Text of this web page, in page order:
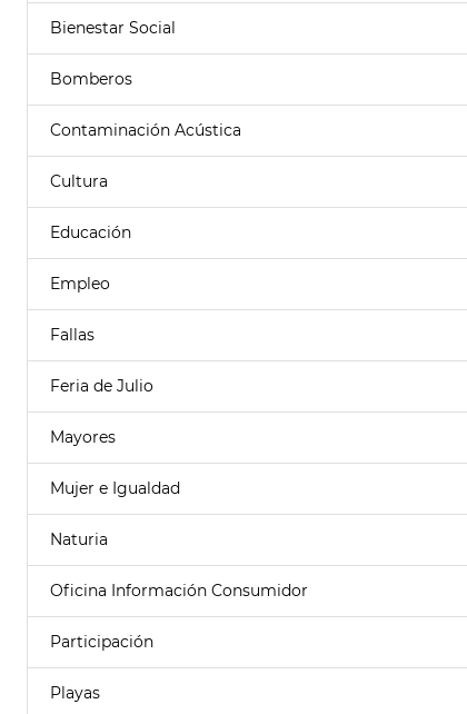
Bienestar Social
Bomberos
Contaminación Acústica
Cultura
Educación
Empleo
Fallas
Feria de Julio
Mayores
Mujer e Igualdad
Naturia
Oficina Información Consumidor
Participación
Playas